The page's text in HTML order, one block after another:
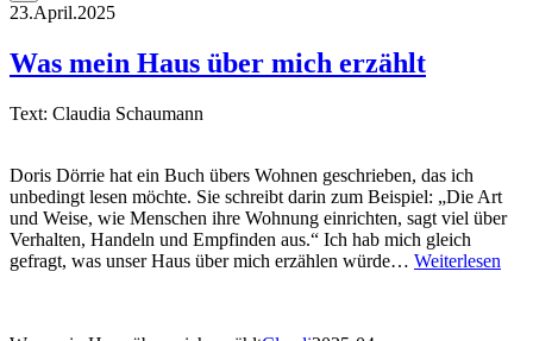
23.April.2025
Was mein Haus über mich erzählt
Text: Claudia Schaumann
Doris Dörrie hat ein Buch übers Wohnen geschrieben, das ich
unbedingt lesen möchte. Sie schreibt darin zum Beispiel: „Die Art
und Weise, wie Menschen ihre Wohnung einrichten, sagt viel über
Verhalten, Handeln und Empfinden aus.“ Ich hab mich gleich
gefragt, was unser Haus über mich erzählen würde… Weiterlesen